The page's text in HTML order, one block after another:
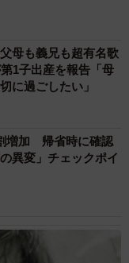
母も義兄も超有名歌
1子出産を報告「母
に過ごしたい」
増加 帰省時に確認
異変」チェックポイ